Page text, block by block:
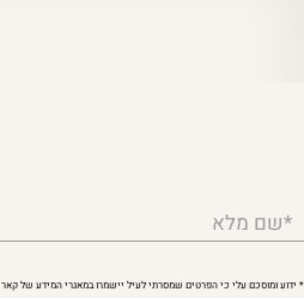
*שם מלא
* ידוע ומוסכם עלי כי הפרטים שמסרתי לעיל יישמרו במאגרי המידע של